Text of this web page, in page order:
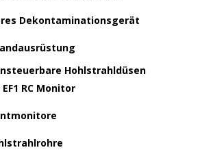
Dekontaminationsgerät
Hohlstrahldüsen
RC Monitor